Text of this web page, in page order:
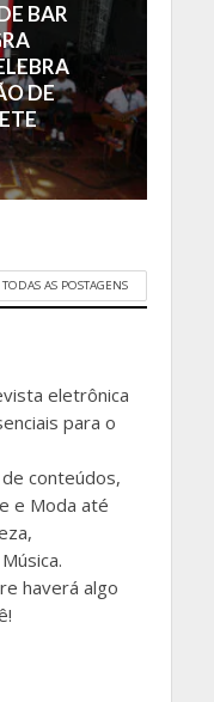
BAR
DE
AS POSTAGENS
eletrônica
para o
conteúdos,
e Moda até
haverá algo